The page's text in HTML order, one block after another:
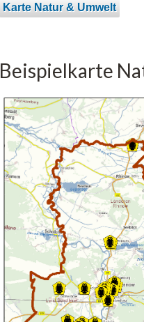
Karte Natur & Umwelt
Beispielkarte